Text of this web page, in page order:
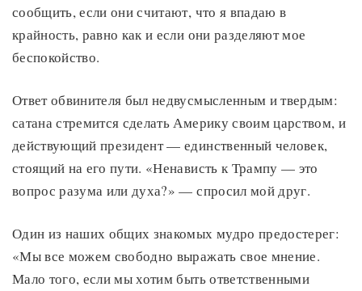
сообщить, если они считают, что я впадаю в
крайность, равно как и если они разделяют мое
беспокойство.
Ответ обвинителя был недвусмысленным и твердым:
сатана стремится сделать Америку своим царством, и
действующий президент — единственный человек,
стоящий на его пути. «Ненависть к Трампу — это
вопрос разума или духа?» — спросил мой друг.
Один из наших общих знакомых мудро предостерег:
«Мы все можем свободно выражать свое мнение.
Мало того, если мы хотим быть ответственными